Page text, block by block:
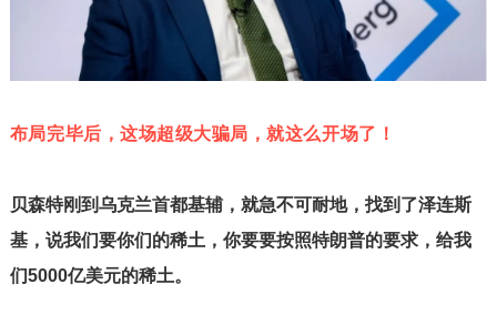
布局完毕后，这场超级大骗局，就这么开场了！
贝森特刚到乌克兰首都基辅，就急不可耐地，找到了泽连斯
基，说我们要你们的稀土，你要要按照特朗普的要求，给我
们5000亿美元的稀土。